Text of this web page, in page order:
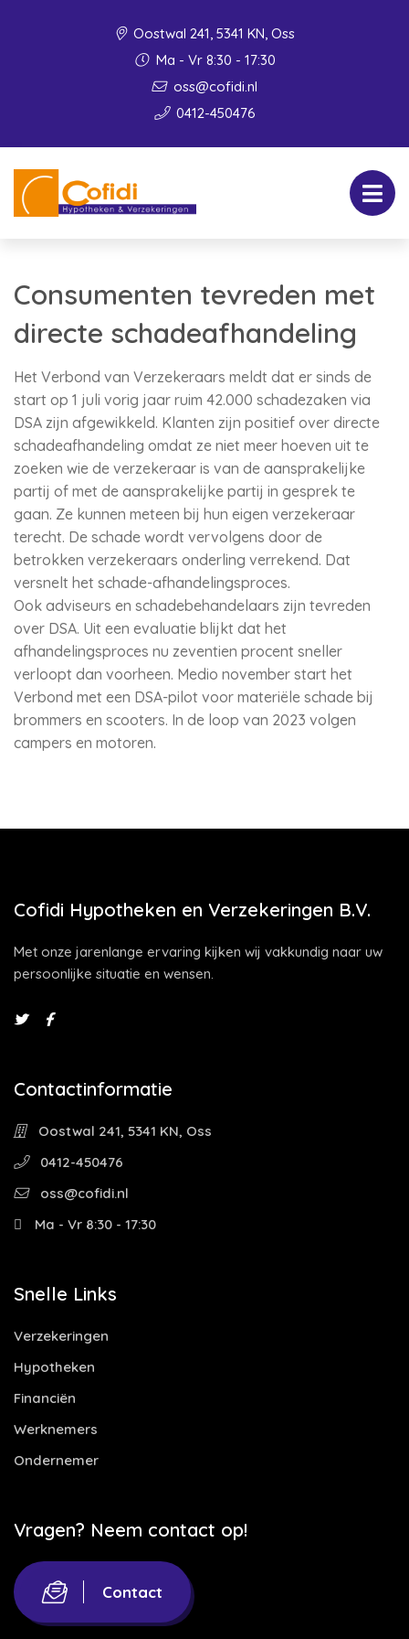
Oostwal 241, 5341 KN, Oss
Ma - Vr 8:30 - 17:30
oss@cofidi.nl
0412-450476
Consumenten tevreden met
directe schadeafhandeling
Het Verbond van Verzekeraars meldt dat er sinds de
start op 1 juli vorig jaar ruim 42.000 schadezaken via
DSA zijn afgewikkeld. Klanten zijn positief over directe
schadeafhandeling omdat ze niet meer hoeven uit te
zoeken wie de verzekeraar is van de aansprakelijke
partij of met de aansprakelijke partij in gesprek te
gaan. Ze kunnen meteen bij hun eigen verzekeraar
terecht. De schade wordt vervolgens door de
betrokken verzekeraars onderling verrekend. Dat
versnelt het schade-afhandelingsproces.
Ook adviseurs en schadebehandelaars zijn tevreden
over DSA. Uit een evaluatie blijkt dat het
afhandelingsproces nu zeventien procent sneller
verloopt dan voorheen. Medio november start het
Verbond met een DSA-pilot voor materiële schade bij
brommers en scooters. In de loop van 2023 volgen
campers en motoren.
Cofidi Hypotheken en Verzekeringen B.V.
Met onze jarenlange ervaring kijken wij vakkundig naar uw
persoonlijke situatie en wensen.
Contactinformatie
Oostwal 241, 5341 KN, Oss
0412-450476
oss@cofidi.nl
Ma - Vr 8:30 - 17:30
Snelle Links
Verzekeringen
Hypotheken
Financiën
Werknemers
Ondernemer
Vragen? Neem contact op!
Contact